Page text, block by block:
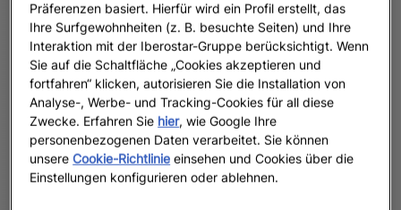
Präferenzen basiert. Hierfür wird ein Profil erstellt, das
Ihre Surfgewohnheiten (z. B. besuchte Seiten) und Ihre
Interaktion mit der Iberostar-Gruppe berücksichtigt. Wenn
Sie auf die Schaltfläche „Cookies akzeptieren und
fortfahren“ klicken, autorisieren Sie die Installation von
Analyse-, Werbe- und Tracking-Cookies für all diese
Zwecke. Erfahren Sie hier, wie Google Ihre
personenbezogenen Daten verarbeitet. Sie können
unsereCookie-Richtlinie einsehen und Cookies über die
Einstellungen konfigurieren oder ablehnen.